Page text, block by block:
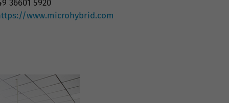
36601 5920
www.microhybrid.com